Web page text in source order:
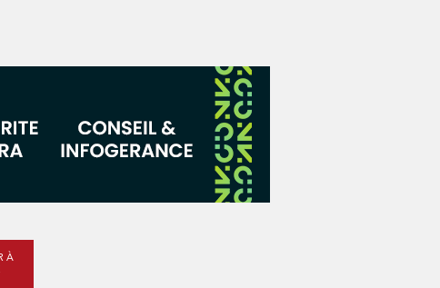
À